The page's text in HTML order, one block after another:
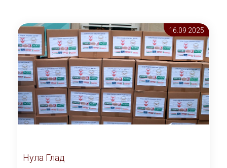
16.09 2025
Нула Глад